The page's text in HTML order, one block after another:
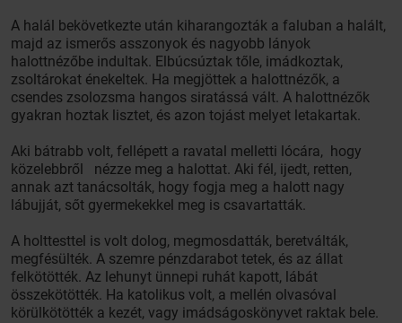
A halál bekövetkezte után kiharangozták a faluban a halált,
majd az ismerős asszonyok és nagyobb lányok
halottnézőbe indultak. Elbúcsúztak tőle, imádkoztak,
zsoltárokat énekeltek. Ha megjöttek a halottnézők, a
csendes zsolozsma hangos siratássá vált. A halottnézők
gyakran hoztak lisztet, és azon tojást melyet letakartak.
Aki bátrabb volt, fellépett a ravatal melletti lócára, hogy
közelebbről nézze meg a halottat. Aki fél, ijedt, retten,
annak azt tanácsolták, hogy fogja meg a halott nagy
lábujját, sőt gyermekekkel meg is csavartatták.
A holttesttel is volt dolog, megmosdatták, beretválták,
megfésülték. A szemre pénzdarabot tetek, és az állat
felkötötték. Az lehunyt ünnepi ruhát kapott, lábát
összekötötték. Ha katolikus volt, a mellén olvasóval
körülkötötték a kezét, vagy imádságoskönyvet raktak bele.